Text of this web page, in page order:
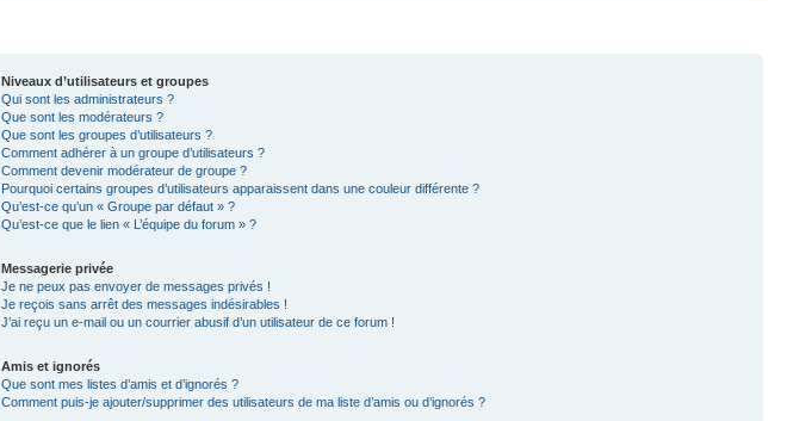
Niveaux d’utilisateurs et groupes
Qui sont les administrateurs ?
Que sont les modérateurs ?
Que sont les groupes d’utilisateurs ?
Comment adhérer à un groupe d’utilisateurs ?
Comment devenir modérateur de groupe ?
Pourquoi certains groupes d’utilisateurs apparaissent dans une couleur différente ?
Qu’est-ce qu’un « Groupe par défaut » ?
Qu’est-ce que le lien « L’équipe du forum » ?
Messagerie privée
Je ne peux pas envoyer de messages privés !
Je reçois sans arrêt des messages indésirables !
J’ai reçu un e-mail ou un courrier abusif d’un utilisateur de ce forum !
Amis et ignorés
Que sont mes listes d’amis et d’ignorés ?
Comment puis-je ajouter/supprimer des utilisateurs de ma liste d’amis ou d’ignorés ?